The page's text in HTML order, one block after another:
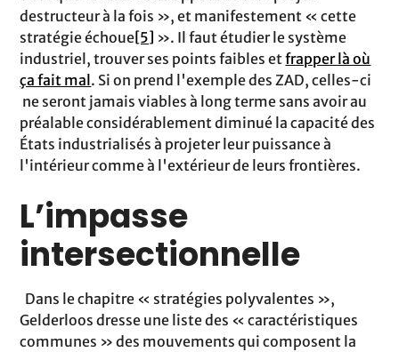
destructeur à la fois », et manifestement « cette
stratégie échoue[5] ». Il faut étudier le système
industriel, trouver ses points faibles etfrapper là où
ça fait mal . Si on prend l'exemple des ZAD, celles-ci
ne seront jamais viables à long terme sans avoir au
préalable considérablement diminué la capacité des
États industrialisés à projeter leur puissance à
l'intérieur comme à l'extérieur de leurs frontières.
L’impasse
intersectionnelle
Dans le chapitre « stratégies polyvalentes »,
Gelderloos dresse une liste des « caractéristiques
communes » des mouvements qui composent la